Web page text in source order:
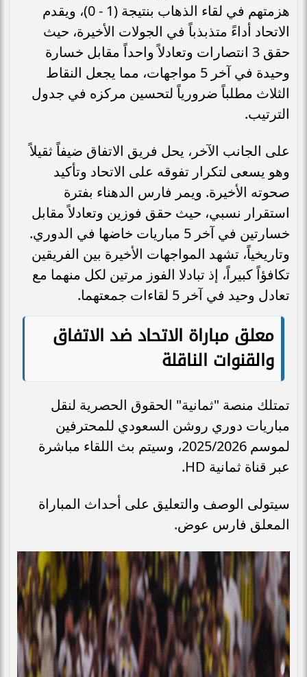
هزمتهم في لقاء الذهاب بنتيجة (1 - 0)، ويقدم
الاتحاد أداءً متذبذباً في الجولات الأخيرة، حيث
حقق 3 انتصارات وتعادلاً واحداً مقابل خسارة
وحيدة في آخر 5 مواجهات، مما يجعل النقاط
الثلاث مطلباً ضرورياً لتحسين مركزه في جدول
الترتيب.
على الجانب الآخر، يحل فريق الاتفاق ضيفاً ثقيلاً
وهو يسعى لتكرار تفوقه على الاتحاد وتأكيد
صحوته الأخيرة. ويمر فارس الدهناء بفترة
استقرار نسبي، حيث حقق فوزين وتعادلاً مقابل
خسارتين في آخر 5 مباريات خاضها في الدوري.
وتاريخياً، تشهد المواجهات الأخيرة بين الفريقين
تكافؤاً كبيراً، إذ تبادلا الفوز مرتين لكل منهما مع
تعادل وحيد في آخر 5 لقاءات جمعتهما.
معلق مباراة الاتحاد ضد الاتفاق
والقنوات الناقلة
تمتلك منصة "ثمانية" الحقوق الحصرية لنقل
مباريات دوري روشن السعودي للمحترفين
لموسم 2025/2026، وسيتم بث اللقاء مباشرة
عبر قناة ثمانية HD.
سيتولى الوصف والتعليق على أحداث المباراة
المعلق فارس عوض.